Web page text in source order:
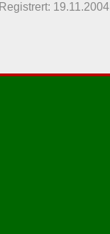
Registrert: 19.11.2004